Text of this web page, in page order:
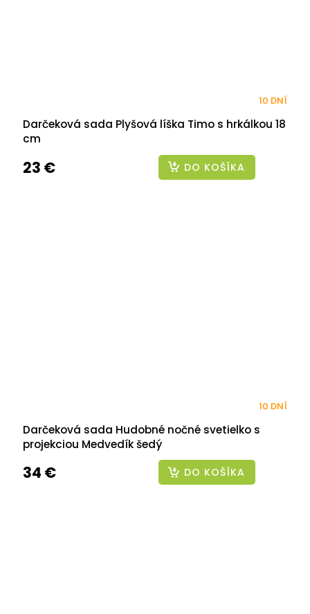
Darčeková sada Plyšová líška Timo s hrkálkou 18
cm
10 DNÍ
23 € DO KOŠÍKA
Darčeková sada Hudobné nočné svetielko s
projekciou Medvedík šedý
10 DNÍ
34 € DO KOŠÍKA